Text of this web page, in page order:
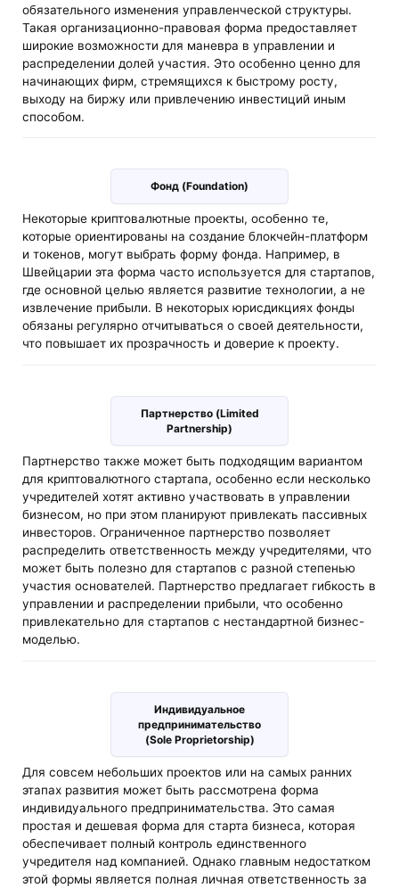
обязательного изменения управленческой структуры.
Такая организационно-правовая форма предоставляет
широкие возможности для маневра в управлении и
распределении долей участия. Это особенно ценно для
начинающих фирм, стремящихся к быстрому росту,
выходу на биржу или привлечению инвестиций иным
способом.
Фонд (Foundation)
Некоторые криптовалютные проекты, особенно те,
которые ориентированы на создание блокчейн-платформ
и токенов, могут выбрать форму фонда. Например, в
Швейцарии эта форма часто используется для стартапов,
где основной целью является развитие технологии, а не
извлечение прибыли. В некоторых юрисдикциях фонды
обязаны регулярно отчитываться о своей деятельности,
что повышает их прозрачность и доверие к проекту.
Партнерство (Limited
Partnership)
Партнерство также может быть подходящим вариантом
для криптовалютного стартапа, особенно если несколько
учредителей хотят активно участвовать в управлении
бизнесом, но при этом планируют привлекать пассивных
инвесторов. Ограниченное партнерство позволяет
распределить ответственность между учредителями, что
может быть полезно для стартапов с разной степенью
участия основателей. Партнерство предлагает гибкость в
управлении и распределении прибыли, что особенно
привлекательно для стартапов с нестандартной бизнес-
моделью.
Индивидуальное
предпринимательство
(Sole Proprietorship)
Для совсем небольших проектов или на самых ранних
этапах развития может быть рассмотрена форма
индивидуального предпринимательства. Это самая
простая и дешевая форма для старта бизнеса, которая
обеспечивает полный контроль единственного
учредителя над компанией. Однако главным недостатком
этой формы является полная личная ответственность за